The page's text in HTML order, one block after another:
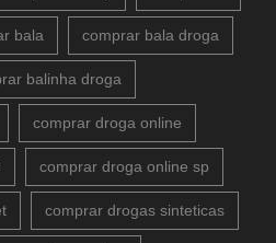
bala comprar bala droga
balinha droga
comprar droga online
comprar droga online sp
comprar drogas sinteticas